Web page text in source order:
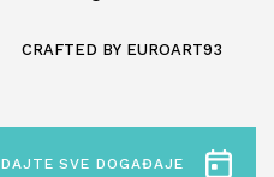
SVE DOGAĐAJE
CRAFTED BY EUROART93